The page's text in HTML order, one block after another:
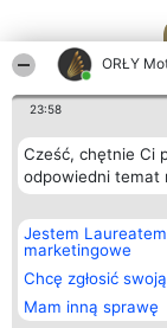
ORŁY
23:58
Cześć, chętnie Ci
odpowiedni temat
Jestem
marketingowe
Chcę zgłosić
Mam inną sprawę
Organizator
Bright Side Solutions sp. z
o. sp. k.
ul. Ruska 22
Wrocław 50-079
KRS 0000749100 | Regon
381313360 | NIP